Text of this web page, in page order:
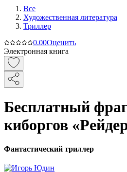
Все
Художественная литература
Триллер
0.00Оценить
Электронная книга
Бесплатный
киборгов
Фантастический триллер